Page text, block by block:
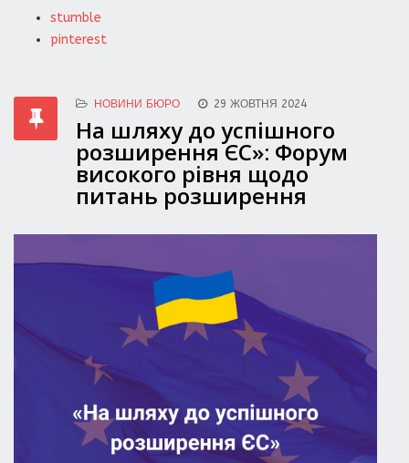
stumble
pinterest
НОВИНИ БЮРО 29 ЖОВТНЯ 2024
На шляху до успішного
розширення ЄС»: Форум
високого рівня щодо
питань розширення